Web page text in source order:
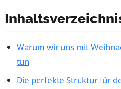
Warum wir uns mit
tun
Die perfekte Struktur für